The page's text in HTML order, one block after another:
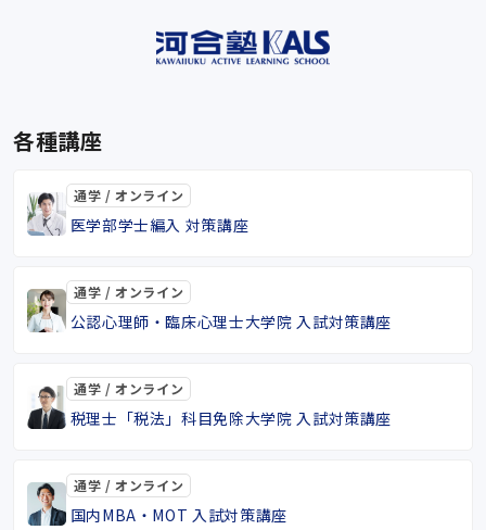
各種講座
通学 / オンライン
医学部学士編入 対策講座
通学 / オンライン
公認心理師・臨床心理士大学院 入試対策講座
通学 / オンライン
税理士「税法」科目免除大学院 入試対策講座
通学 / オンライン
国内MBA・MOT 入試対策講座